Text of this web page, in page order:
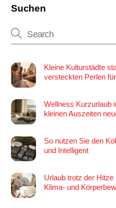
Suchen
Kleine Kulturstädte
versteckten Perlen
Wellness Kurzurlaub
kleinen Auszeiten
So nutzen Sie den
und Intelligent
Urlaub trotz der
Klima- und